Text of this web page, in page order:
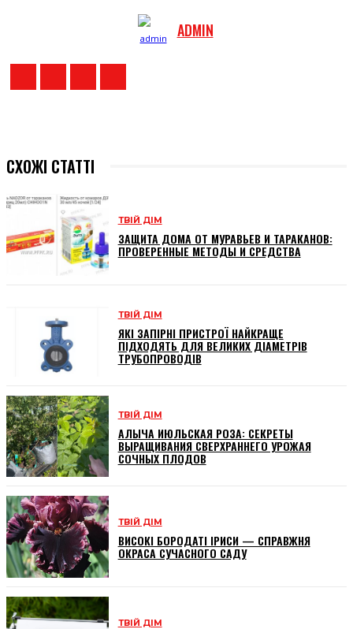
ADMIN
СХОЖІ СТАТТІ
ТВІЙ ДІМ
ЗАЩИТА ДОМА ОТ МУРАВЬЕВ И ТАРАКАНОВ:
ПРОВЕРЕННЫЕ МЕТОДЫ И СРЕДСТВА
ТВІЙ ДІМ
ЯКІ ЗАПІРНІ ПРИСТРОЇ НАЙКРАЩЕ
ПІДХОДЯТЬ ДЛЯ ВЕЛИКИХ ДІАМЕТРІВ
ТРУБОПРОВОДІВ
ТВІЙ ДІМ
АЛЫЧА ИЮЛЬСКАЯ РОЗА: СЕКРЕТЫ
ВЫРАЩИВАНИЯ СВЕРХРАННЕГО УРОЖАЯ
СОЧНЫХ ПЛОДОВ
ТВІЙ ДІМ
ВИСОКІ БОРОДАТІ ІРИСИ — СПРАВЖНЯ
ОКРАСА СУЧАСНОГО САДУ
ТВІЙ ДІМ